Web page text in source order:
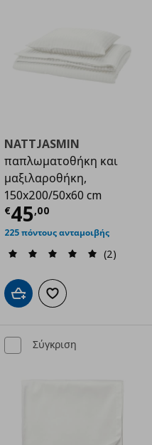
€ 4,99
NATTJASMIN
παπλωματοθήκη και
μαξιλαροθήκη,
150x200/50x60 cm
€45,00
Τρέχουσα
225 πόντους ανταμοιβής
(2)
Προσθήκη στο καλάθι
Προσθήκη στα
Σύγκριση